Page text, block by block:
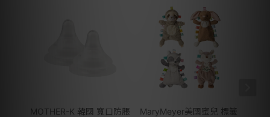
MOTHER-K 韓國 寬口防脹
MaryMeyer美國蜜兒 標籤